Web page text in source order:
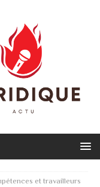
et travailleurs